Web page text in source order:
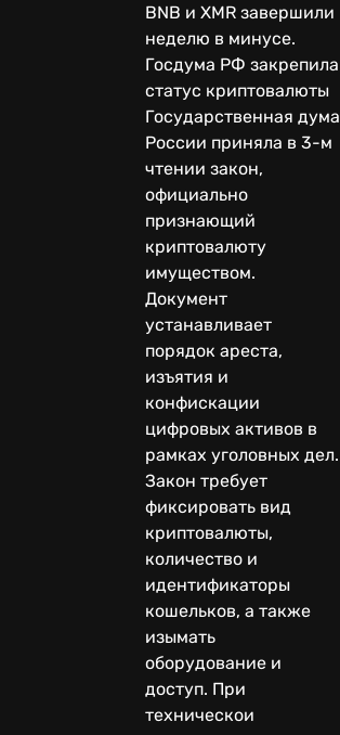
BNB и XMR завершили
неделю в минусе.
Госдума РФ закрепила
статус криптовалюты
Государственная дума
России приняла в 3-м
чтении закон,
официально
признающий
криптовалюту
имуществом.
Документ
устанавливает
порядок ареста,
изъятия и
конфискации
цифровых активов в
рамках уголовных дел.
Закон требует
фиксировать вид
криптовалюты,
количество и
идентификаторы
кошельков, а также
изымать
оборудование и
доступ. При
техническои